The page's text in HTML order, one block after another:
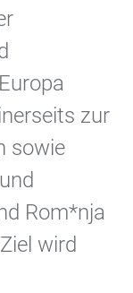
zur
sowie
Rom*nja
wird